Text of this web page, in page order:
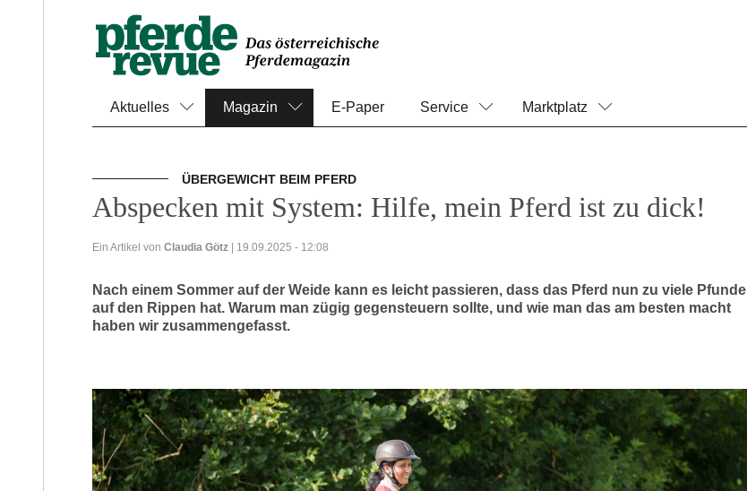
Aktuelles Magazin E-Paper Service Marktplatz
ÜBERGEWICHT BEIM PFERD
Abspecken mit System: Hilfe, mein Pferd ist zu dick!
Ein Artikel von Claudia Götz | 19.09.2025 - 12:08
Nach einem Sommer auf der Weide kann es leicht passieren, dass das Pferd nun zu viele Pfunde
auf den Rippen hat. Warum man zügig gegensteuern sollte, und wie man das am besten macht
haben wir zusammengefasst.